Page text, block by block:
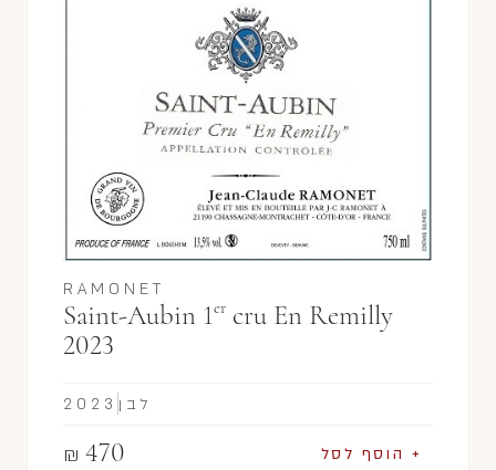
RAMONET
Saint-Aubin 1er cru En Remilly
2023
₪ 470 + הוסף לסל
2023 לבן